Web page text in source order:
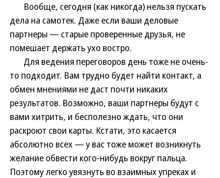
Вообще, сегодня (как никогда) нельзя пускать
дела на самотек. Даже если ваши деловые
партнеры — старые проверенные друзья, не
помешает держать ухо востро.
Для ведения переговоров день тоже не очень-
то подходит. Вам трудно будет найти контакт, а
обмен мнениями не даст почти никаких
результатов. Возможно, ваши партнеры будут с
вами хитрить, и бесполезно ждать, что они
раскроют свои карты. Кстати, это касается
абсолютно всех — у вас тоже может возникнуть
желание обвести кого-нибудь вокруг пальца.
Поэтому легко увязнуть во взаимных упреках и